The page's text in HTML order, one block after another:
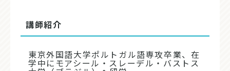
講師紹介
東京外国語大学ポルトガル語専攻卒業、在
学中にモアシール・スレーデル・バストス